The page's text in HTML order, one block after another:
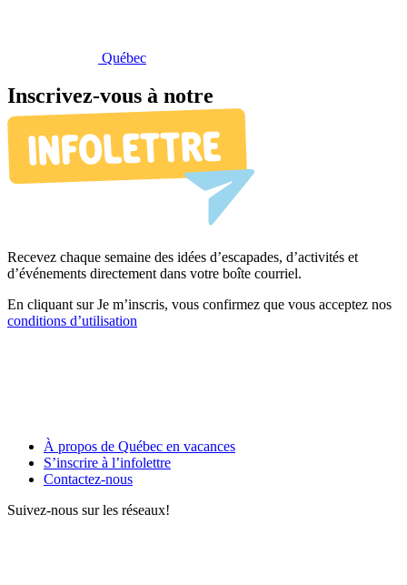
Québec
Inscrivez-vous à notre
Recevez chaque semaine des idées d’escapades, d’activités et
d’événements directement dans votre boîte courriel.
En cliquant sur Je m’inscris, vous confirmez que vous acceptez nos
conditions d’utilisation
À propos de Québec en vacances
S’inscrire à l’infolettre
Contactez-nous
Suivez-nous sur les réseaux!